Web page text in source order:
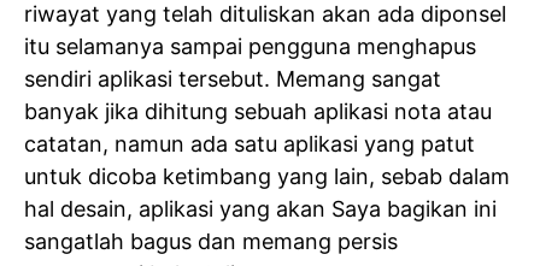
riwayat yang telah dituliskan akan ada diponsel
itu selamanya sampai pengguna menghapus
sendiri aplikasi tersebut. Memang sangat
banyak jika dihitung sebuah aplikasi nota atau
catatan, namun ada satu aplikasi yang patut
untuk dicoba ketimbang yang lain, sebab dalam
hal desain, aplikasi yang akan Saya bagikan ini
sangatlah bagus dan memang persis